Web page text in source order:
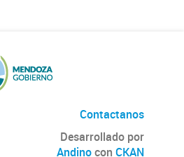
Contactanos
Desarrollado por
Andinocon CKAN